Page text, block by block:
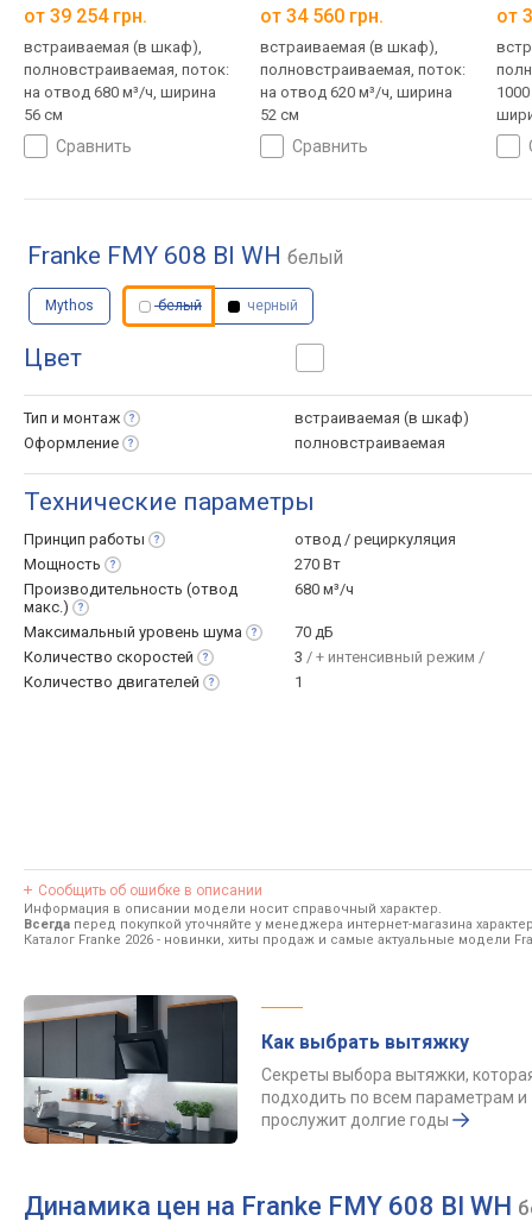
от 39 254 грн.
встраиваемая (в шкаф),
полновстраиваемая, поток:
на отвод 680 м³/ч, ширина
56 см
сравнить
от 34 560 грн.
встраиваемая (в шкаф),
полновстраиваемая, поток:
на отвод 620 м³/ч, ширина
52 см
сравнить
от
Franke FMY 608 BI WH белый
Mythos белый черный
Цвет
Тип и монтаж
встраиваемая (в шкаф)
Оформление
полновстраиваемая
Технические параметры
Принцип работы
отвод / рециркуляция
Мощность
270 Вт
Производительность (отвод
макс.)
680 м³/ч
Максимальный уровень шума
70 дБ
Количество скоростей 3 / + интенсивный режим /
Количество двигателей 1
Сообщить об ошибке в описании
Информация в описании модели носит справочный характер.
Всегда перед покупкой уточняйте у менеджера интернет-магазина
Каталог Franke 2026 - новинки, хиты продаж и самые актуальные модели
Как выбрать вытяжку
Секреты выбора вытяжки,
подходить по всем параметрам и
прослужит долгие годы
Динамика цен на Franke FMY 608 BI WH